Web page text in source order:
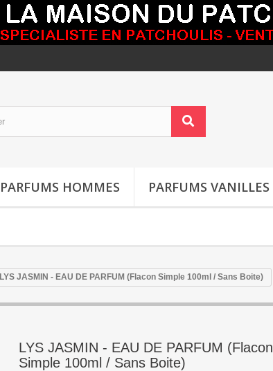
PARFUMS HOMMES PARFUMS VANILLES
LYS JASMIN - EAU DE PARFUM (Flacon Simple 100ml / Sans Boite)
LYS JASMIN - EAU DE PARFUM (Flacon
Simple 100ml / Sans Boite)